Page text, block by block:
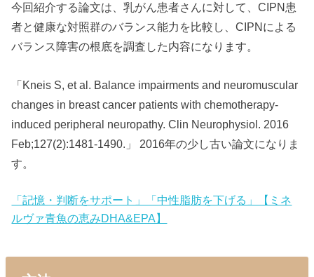
今回紹介する論文は、乳がん患者さんに対して、CIPN患
者と健康な対照群のバランス能力を比較し、CIPNによる
バランス障害の根底を調査した内容になります。
「Kneis S, et al. Balance impairments and neuromuscular
changes in breast cancer patients with chemotherapy-
induced peripheral neuropathy. Clin Neurophysiol. 2016
Feb;127(2):1481-1490.」 2016年の少し古い論文になりま
す。
「記憶・判断をサポート」「中性脂肪を下げる」【ミネ
ルヴァ青魚の恵みDHA&EPA】